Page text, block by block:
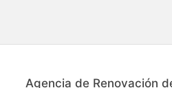
Agencia de Renovación